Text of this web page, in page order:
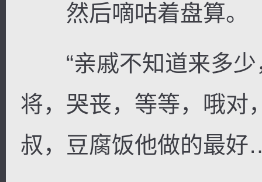
然后嘀咕着盘算。
“亲戚不知道来多少
将，哭丧，等等，哦对
叔，豆腐饭他做的最